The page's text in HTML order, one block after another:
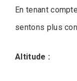
En tenant
sentons plus
Altitude :